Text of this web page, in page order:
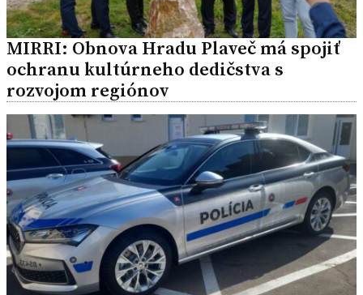
MIRRI: Obnova Hradu Plaveč má spojiť
ochranu kultúrneho dedičstva s
rozvojom regiónov